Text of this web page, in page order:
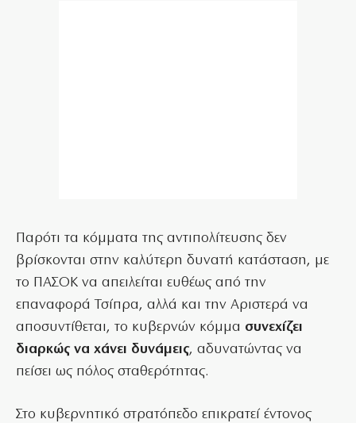
Παρότι τα κόμματα της αντιπολίτευσης δεν
βρίσκονται στην καλύτερη δυνατή κατάσταση, με
το ΠΑΣΟΚ να απειλείται ευθέως από την
επαναφορά Τσίπρα, αλλά και την Αριστερά να
αποσυντίθεται, το κυβερνών κόμμα συνεχίζει
διαρκώς να χάνει δυνάμεις, αδυνατώντας να
πείσει ως πόλος σταθερότητας.
Στο κυβερνητικό στρατόπεδο επικρατεί έντονος